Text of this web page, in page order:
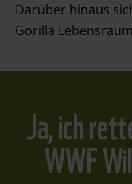
Darüber hinaus
Gorilla
Ja, ich
WWF